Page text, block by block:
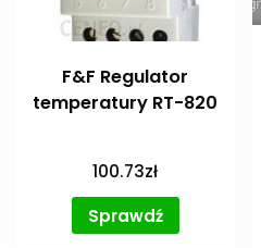
F&F Regulator
temperatury RT-820
100.73zł
Sprawdź